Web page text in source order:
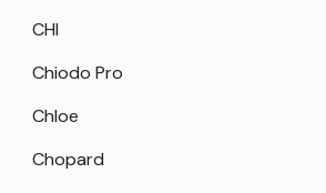
CHI
Chiodo Pro
Chloe
Chopard